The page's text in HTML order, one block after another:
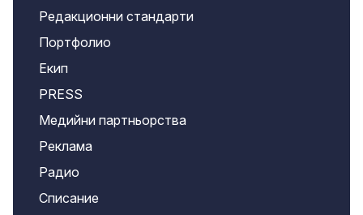
Редакционни стандарти
Портфолио
Екип
PRESS
Медийни партньорства
Реклама
Радио
Списание